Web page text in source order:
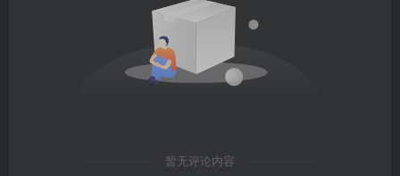
暂无评论内容